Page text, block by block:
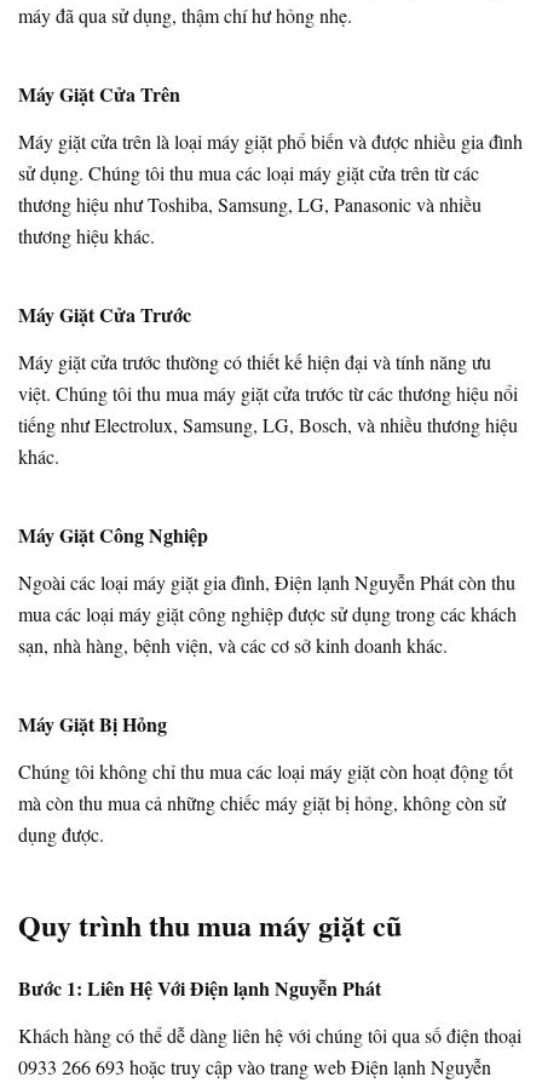
máy đã qua sử dụng, thậm chí hư hỏng nhẹ.
Máy Giặt Cửa Trên
Máy giặt cửa trên là loại máy giặt phổ biến và được nhiều gia đình
sử dụng. Chúng tôi thu mua các loại máy giặt cửa trên từ các
thương hiệu như Toshiba, Samsung, LG, Panasonic và nhiều
thương hiệu khác.
Máy Giặt Cửa Trước
Máy giặt cửa trước thường có thiết kế hiện đại và tính năng ưu
việt. Chúng tôi thu mua máy giặt cửa trước từ các thương hiệu nổi
tiếng như Electrolux, Samsung, LG, Bosch, và nhiều thương hiệu
khác.
Máy Giặt Công Nghiệp
Ngoài các loại máy giặt gia đình, Điện lạnh Nguyễn Phát còn thu
mua các loại máy giặt công nghiệp được sử dụng trong các khách
sạn, nhà hàng, bệnh viện, và các cơ sở kinh doanh khác.
Máy Giặt Bị Hỏng
Chúng tôi không chỉ thu mua các loại máy giặt còn hoạt động tốt
mà còn thu mua cả những chiếc máy giặt bị hỏng, không còn sử
dụng được.
Quy trình thu mua máy giặt cũ
Bước 1: Liên Hệ Với Điện lạnh Nguyễn Phát
Khách hàng có thể dễ dàng liên hệ với chúng tôi qua số điện thoại
0933 266 693 hoặc truy cập vào trang web Điện lạnh Nguyễn